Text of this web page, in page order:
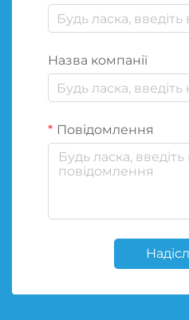
Назва компанії
Повідомлення